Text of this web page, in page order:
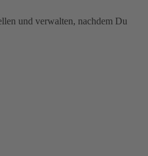
und verwalten, nachdem Du